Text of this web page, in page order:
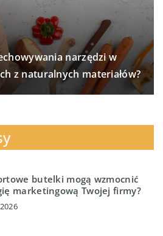
narzędzi w
z naturalnych materiałów?
butelki mogą wzmocnić
marketingową Twojej firmy?